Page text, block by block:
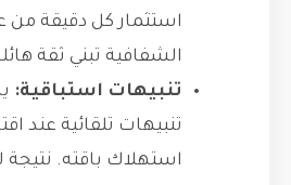
استثمار كل دقيقة من
الشفافية تبني ثقة
تنبيهات استباقية:
تنبيهات تلقائية عند
استهلاك باقته.